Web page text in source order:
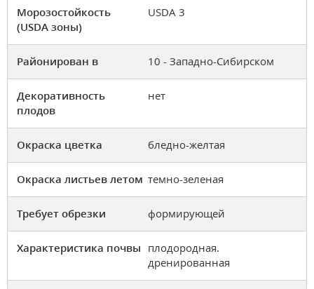
Морозостойкость
(USDA зоны)
USDA 3
Районирован в 10 - Западно-Сибирском
Декоративность
плодов
нет
Окраска цветка бледно-желтая
Окраска листьев летом темно-зеленая
Требует обрезки формирующей
Характеристика почвы плодородная.
дренированная